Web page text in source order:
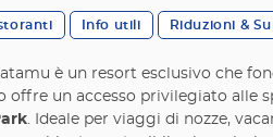
Info utili Riduzioni &
è un resort esclusivo che
offre un accesso privilegiato alle
. Ideale per viaggi di nozze,